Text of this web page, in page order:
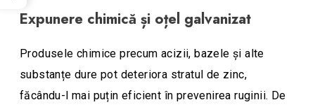
Expunere chimică și oțel galvanizat
Produsele chimice precum acizii, bazele și alte
substanțe dure pot deteriora stratul de zinc,
făcându-l mai puțin eficient în prevenirea ruginii. De